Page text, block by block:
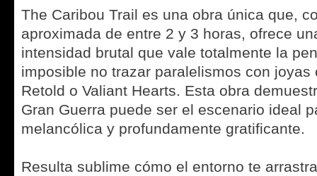
The Caribou Trail es una obra única que,
aproximada de entre 2 y 3 horas, ofrece
intensidad brutal que vale totalmente la
imposible no trazar paralelismos con joyas
Retold o Valiant Hearts. Esta obra
Gran Guerra puede ser el escenario ideal
melancólica y profundamente gratificante.
Resulta sublime cómo el entorno te